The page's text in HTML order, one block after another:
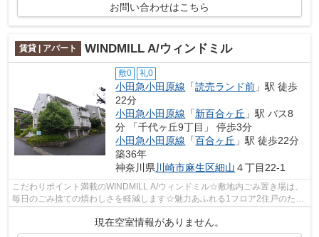
お問い合わせはこちら
賃貸 | アパート WINDMILL A/ウィンドミル
敷0 礼0
小田急小田原線 「読売ランド前 」駅 徒歩
22分
小田急小田原線 「新百合ヶ丘 」駅 バス8
分 「千代ヶ丘9丁目」 停歩3分
小田急小田原線 「百合ヶ丘 」駅 徒歩22分
築36年
神奈川県川崎市麻生区細山 ４丁目22-1
こだわりポイント満載のWINDMILL A/ウィンドミル☆敷地内ごみ置き場は、
毎日のごみ捨ての煩わしさを軽減します☆魅力あふれる1フロア2住戸のた
現在空室情報がありません。